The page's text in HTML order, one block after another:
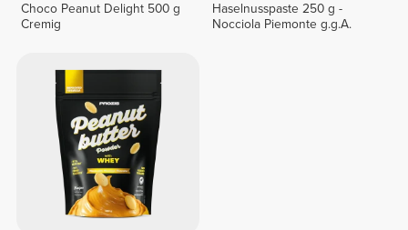
Choco Peanut Delight 500 g
Cremig
Haselnusspaste 250 g -
Nocciola Piemonte g.g.A.